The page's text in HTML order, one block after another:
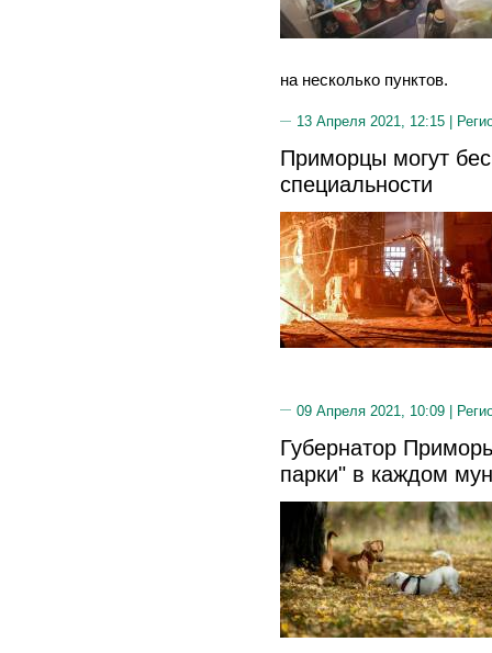
на несколько пунктов.
13 Апреля 2021, 12:15 |
Приморцы могут
специальности
09 Апреля 2021, 10:09 |
Губернатор
парки" в каждом